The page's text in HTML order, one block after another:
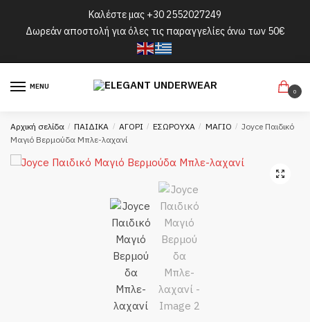
navigation
Καλέστε μας +30 2552027249
Δωρεάν αποστολή για όλες τις παραγγελίες άνω των 50€
MENU
0
Αρχική σελίδα / ΠΑΙΔΙΚΑ / ΑΓΟΡΙ / ΕΣΩΡΟΥΧΑ / ΜΑΓΙΟ / Joyce Παιδικό
Μαγιό Βερμούδα Μπλε-λαχανί